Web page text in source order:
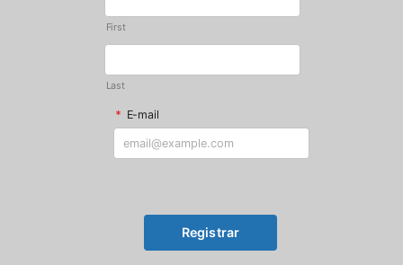
First
Last
* E-mail